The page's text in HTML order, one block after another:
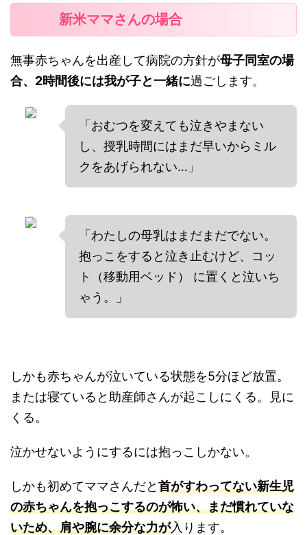
新米ママさんの場合
無事赤ちゃんを出産して病院の方針が母子同室の場
合、2時間後には我が子と一緒に過ごします。
「おむつを変えても泣きやまない
し、授乳時間にはまだ早いからミル
クをあげられない…」
「わたしの母乳はまだまだでない。
抱っこをすると泣き止むけど、コッ
ト（移動用ベッド） に置くと泣いち
ゃう。」
しかも赤ちゃんが泣いている状態を5分ほど放置。
または寝ていると助産師さんが起こしにくる。見に
くる。
泣かせないようにするには抱っこしかない。
しかも初めてママさんだと首がすわってない新生児
の赤ちゃんを抱っこするのが怖い、まだ慣れていな
いため、肩や腕に余分な力が入ります。